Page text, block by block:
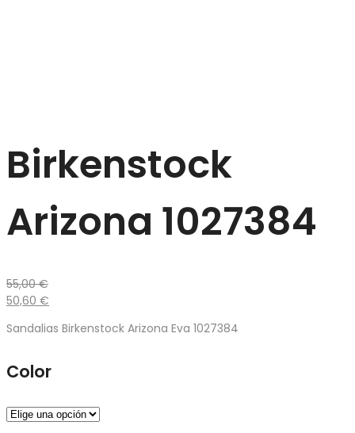
Birkenstock
Arizona 1027384
55,00€
50,60 €
Sandalias Birkenstock Arizona Eva 1027384
Color